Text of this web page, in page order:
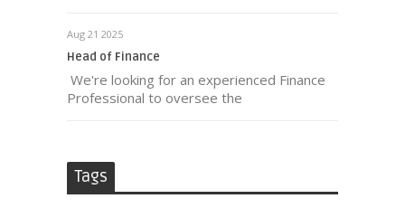
Aug 21 2025
Head of Finance
We're looking for an experienced Finance
Professional to oversee the
Tags